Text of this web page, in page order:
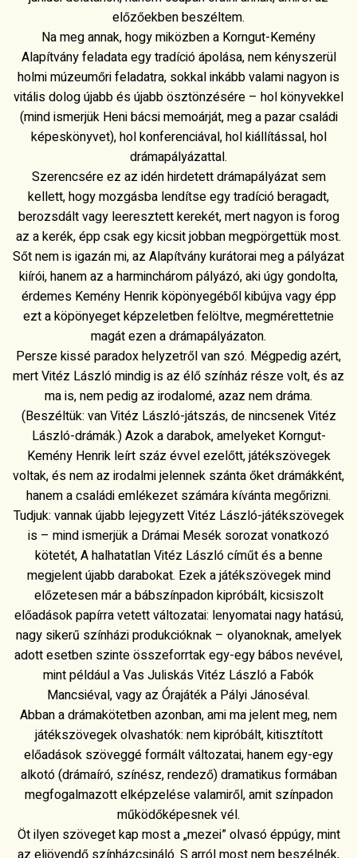
előzőekben beszéltem.
Na meg annak, hogy miközben a Korngut-Kemény
Alapítvány feladata egy tradíció ápolása, nem kényszerül
holmi múzeumőri feladatra, sokkal inkább valami nagyon is
vitális dolog újabb és újabb ösztönzésére – hol könyvekkel
(mind ismerjük Heni bácsi memoárját, meg a pazar családi
képeskönyvet), hol konferenciával, hol kiállítással, hol
drámapályázattal.
Szerencsére ez az idén hirdetett drámapályázat sem
kellett, hogy mozgásba lendítse egy tradíció beragadt,
berozsdált vagy leeresztett kerekét, mert nagyon is forog
az a kerék, épp csak egy kicsit jobban megpörgettük most.
Sőt nem is igazán mi, az Alapítvány kurátorai meg a pályázat
kiírói, hanem az a harminchárom pályázó, aki úgy gondolta,
érdemes Kemény Henrik köpönyegéből kibújva vagy épp
ezt a köpönyeget képzeletben felöltve, megmérettetnie
magát ezen a drámapályázaton.
Persze kissé paradox helyzetről van szó. Mégpedig azért,
mert Vitéz László mindig is az élő színház része volt, és az
ma is, nem pedig az irodalomé, azaz nem dráma.
(Beszéltük: van Vitéz László-játszás, de nincsenek Vitéz
László-drámák.) Azok a darabok, amelyeket Korngut-
Kemény Henrik leírt száz évvel ezelőtt, játékszövegek
voltak, és nem az irodalmi jelennek szánta őket drámákként,
hanem a családi emlékezet számára kívánta megőrizni.
Tudjuk: vannak újabb lejegyzett Vitéz László-játékszövegek
is – mind ismerjük a Drámai Mesék sorozat vonatkozó
kötetét, A halhatatlan Vitéz László címűt és a benne
megjelent újabb darabokat. Ezek a játékszövegek mind
előzetesen már a bábszínpadon kipróbált, kicsiszolt
előadások papírra vetett változatai: lenyomatai nagy hatású,
nagy sikerű színházi produkcióknak – olyanoknak, amelyek
adott esetben szinte összeforrtak egy-egy bábos nevével,
mint például a Vas Juliskás Vitéz László a Fabók
Mancsiéval, vagy az Órajáték a Pályi Jánoséval.
Abban a drámakötetben azonban, ami ma jelent meg, nem
játékszövegek olvashatók: nem kipróbált, kitisztított
előadások szöveggé formált változatai, hanem egy-egy
alkotó (drámaíró, színész, rendező) dramatikus formában
megfogalmazott elképzelése valamiről, amit színpadon
működőképesnek vél.
Öt ilyen szöveget kap most a „mezei” olvasó éppúgy, mint